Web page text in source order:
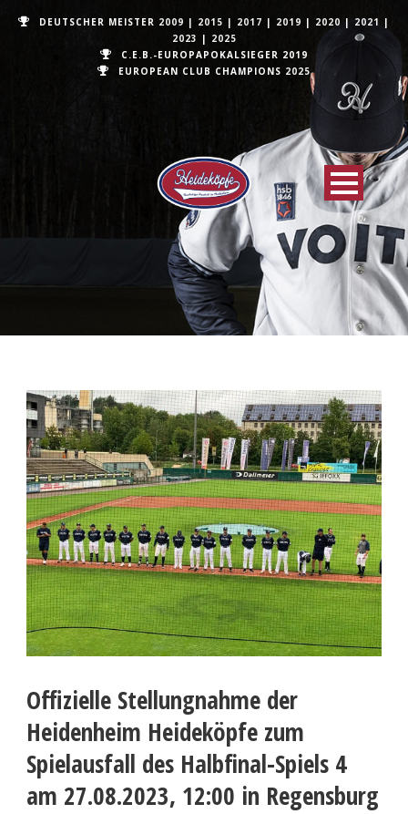
DEUTSCHER MEISTER 2009 | 2015 | 2017 | 2019 | 2020 | 2021 |
2023 | 2025
C.E.B.-EUROPAPOKALSIEGER 2019
EUROPEAN CLUB CHAMPIONS 2025
Offizielle Stellungnahme der
Heidenheim Heideköpfe zum
Spielausfall des Halbfinal-Spiels 4
am 27.08.2023, 12:00 in Regensburg